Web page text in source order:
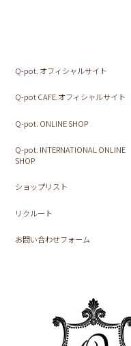
Q-pot. オフィシャルサイト
Q-pot CAFE.オフィシャルサイト
Q-pot. ONLINE SHOP
Q-pot. INTERNATIONAL ONLINE
SHOP
ショップリスト
リクルート
お問い合わせフォーム